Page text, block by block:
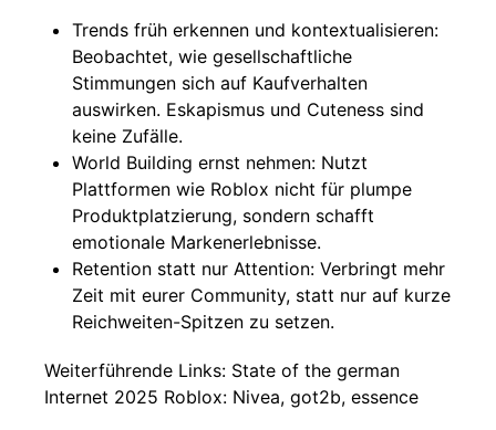
Trends früh erkennen und kontextualisieren:
Beobachtet, wie gesellschaftliche
Stimmungen sich auf Kaufverhalten
auswirken. Eskapismus und Cuteness sind
keine Zufälle.
World Building ernst nehmen: Nutzt
Plattformen wie Roblox nicht für plumpe
Produktplatzierung, sondern schafft
emotionale Markenerlebnisse.
Retention statt nur Attention: Verbringt mehr
Zeit mit eurer Community, statt nur auf kurze
Reichweiten-Spitzen zu setzen.
Weiterführende Links: State of the german
Internet 2025 Roblox: Nivea, got2b, essence